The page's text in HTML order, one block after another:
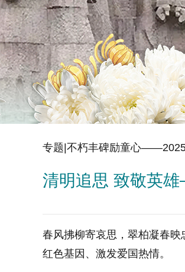
专题|不朽丰碑励童心
清明追思 致敬英
春风拂柳寄哀思，翠柏凝春
红色基因、激发爱国热情。